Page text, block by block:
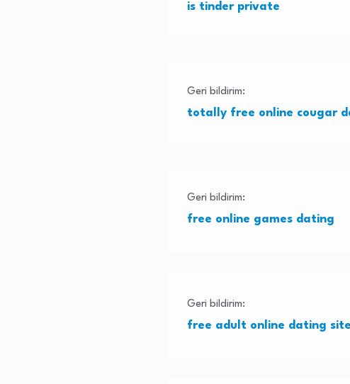
is tinder private
Geri bildirim:
totally free online cougar
Geri bildirim:
free online games dating
Geri bildirim:
free adult online dating